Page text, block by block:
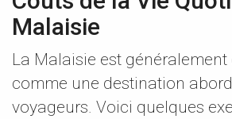
Malaisie
La Malaisie est
comme une destination
voyageurs. Voici quelques